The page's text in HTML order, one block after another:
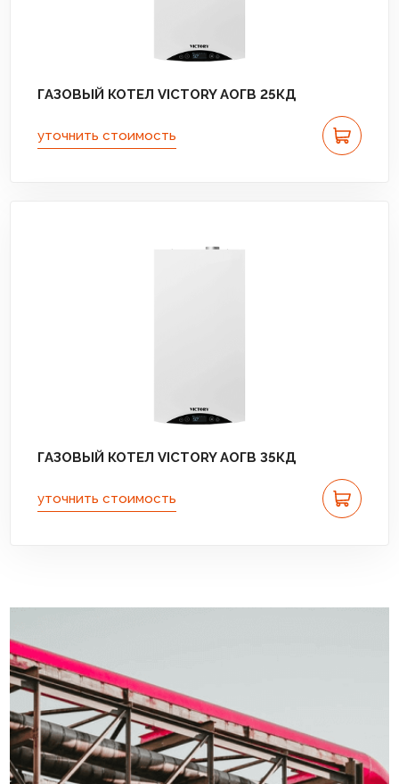
ГАЗОВЫЙ КОТЕЛ VICTORY АОГВ 25КД
уточнить стоимость
ГАЗОВЫЙ КОТЕЛ VICTORY АОГВ 35КД
уточнить стоимость